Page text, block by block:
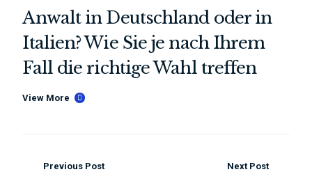
Anwalt in Deutschland oder in
Italien? Wie Sie je nach Ihrem
Fall die richtige Wahl treffen
View More
Previous Post Next Post